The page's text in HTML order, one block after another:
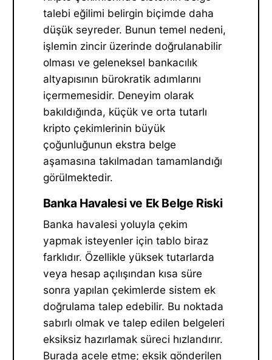
talebi eğilimi belirgin biçimde daha
düşük seyreder. Bunun temel nedeni,
işlemin zincir üzerinde doğrulanabilir
olması ve geleneksel bankacılık
altyapısının bürokratik adımlarını
içermemesidir. Deneyim olarak
bakıldığında, küçük ve orta tutarlı
kripto çekimlerinin büyük
çoğunluğunun ekstra belge
aşamasına takılmadan tamamlandığı
görülmektedir.
Banka Havalesi ve Ek Belge Riski
Banka havalesi yoluyla çekim
yapmak isteyenler için tablo biraz
farklıdır. Özellikle yüksek tutarlarda
veya hesap açılışından kısa süre
sonra yapılan çekimlerde sistem ek
doğrulama talep edebilir. Bu noktada
sabırlı olmak ve talep edilen belgeleri
eksiksiz hazırlamak süreci hızlandırır.
Burada acele etme; eksik gönderilen